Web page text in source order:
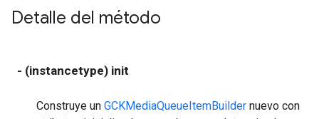
Detalle del método
- (instancetype) init
Construye un GCKMediaQueueItemBuilder nuevo con